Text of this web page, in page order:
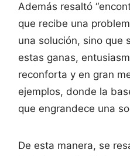
Además resaltó
que recibe una
una solución, sino que
estas ganas,
reconforta y en gran
ejemplos, donde la
que engrandece una
De esta manera, se